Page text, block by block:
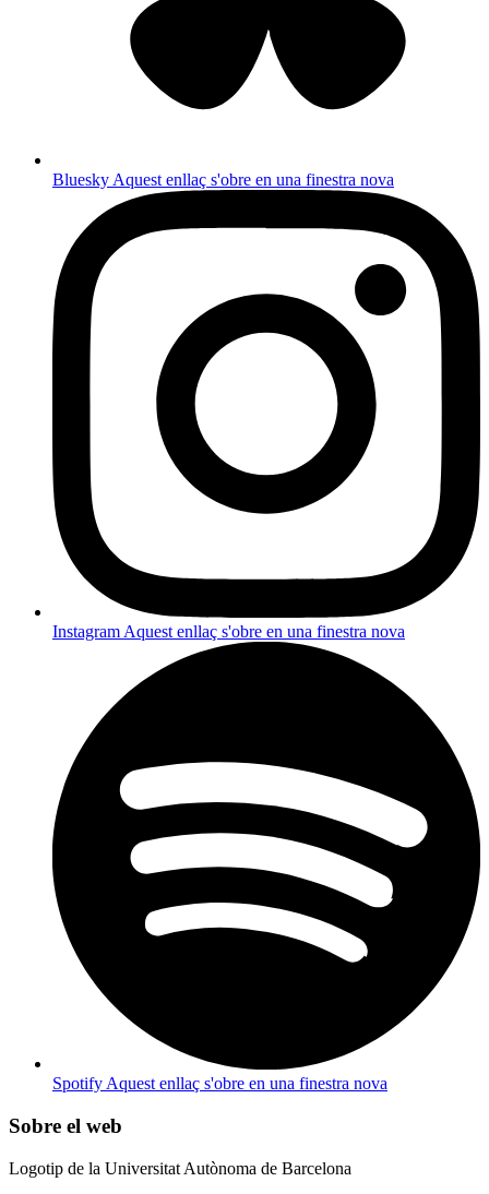
Bluesky Aquest enllaç s'obre en una finestra nova
Instagram Aquest enllaç s'obre en una finestra nova
Spotify Aquest enllaç s'obre en una finestra nova
Sobre el web
Logotip de la Universitat Autònoma de Barcelona